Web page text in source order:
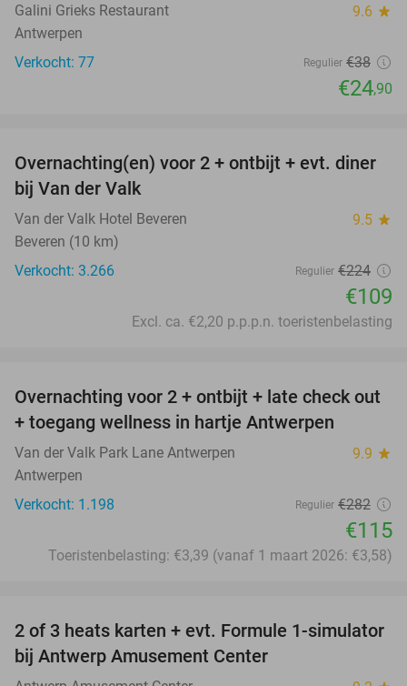
Galini Grieks Restaurant 9.6 star
Antwerpen
Verkocht: 77
Regulier €38
€24,90
51%
Overnachting(en) voor 2 + ontbijt + evt. diner
bij Van der Valk
Van der Valk Hotel Beveren 9.5 star
Beveren (10 km)
Verkocht: 3.266
Regulier €224
€109
Excl. ca. €2,20 p.p.p.n. toeristenbelasting
59%
Overnachting voor 2 + ontbijt + late check out
+ toegang wellness in hartje Antwerpen
Van der Valk Park Lane Antwerpen 9.9 star
Antwerpen
Verkocht: 1.198
Regulier €282
€115
Toeristenbelasting: €3,39 (vanaf 1 maart 2026: €3,58)
23%
2 of 3 heats karten + evt. Formule 1-simulator
bij Antwerp Amusement Center